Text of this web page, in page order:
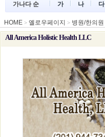
가나다 순 가 나 다
HOME > 옐로우페이지 > 병원/한의원
All America Holistic Health LLC